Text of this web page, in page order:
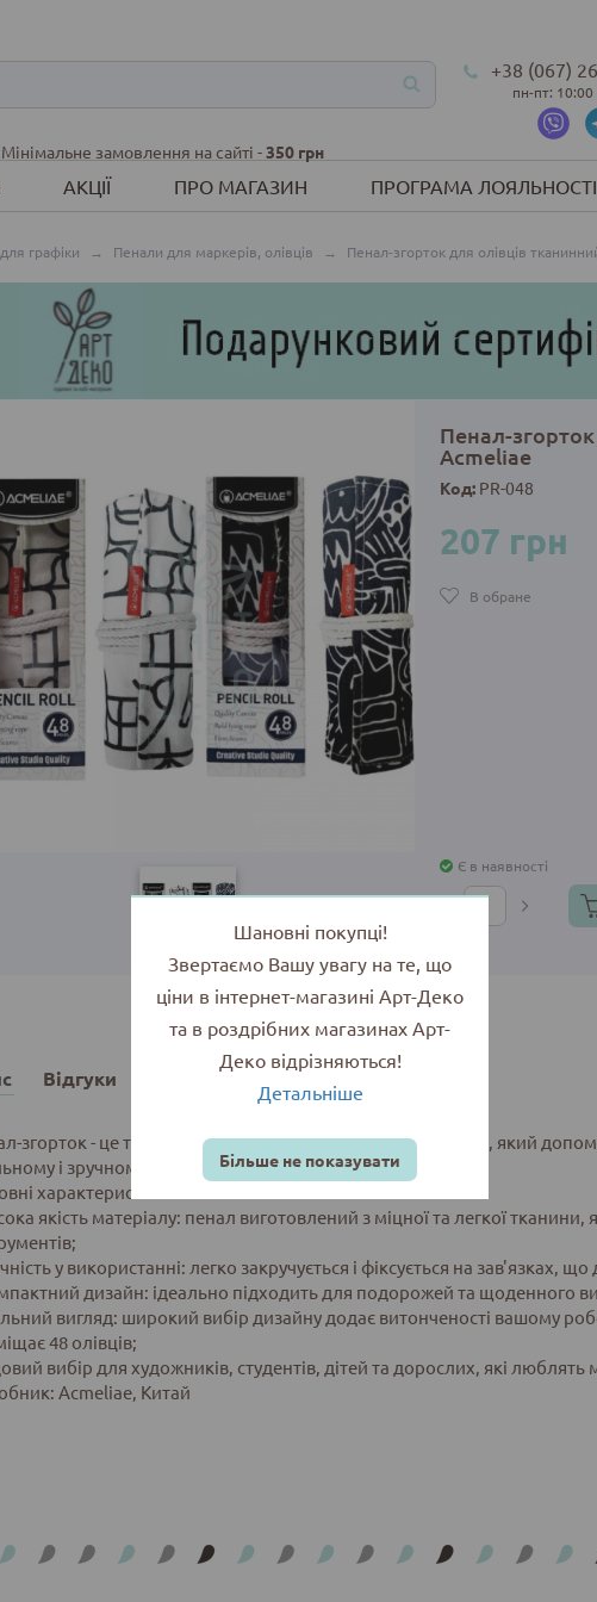
Мінімальне замовлення на сайті -350 грн
+38 (067)
пн-пт: 10:00
АКЦІЇ ПРО МАГАЗИН ПРОГРАМА ЛОЯЛЬНОСТІ
графіки → Пенали для маркерів, олівців → Пенал-згорток для олівців
Пенал-
Acmeliae
Код: PR-048
207 грн
В обране
Є в наявності
Відгуки
згорток - це текстильний пенал для олівців на зав'язках, який
і зручному форматі.
характеристики:
якість матеріалу: пенал виготовлений з міцної та легкої
у використанні: легко закручується і фіксується на
дизайн: ідеально підходить для подорожей та щоденного
вигляд: широкий вибір дизайну додає витонченості вашому
48 олівців;
вибір для художників, студентів, дітей та дорослих, які
Acmeliae, Китай
Шановні покупці!
Звертаємо Вашу увагу на те, що
ціни в інтернет-магазині Арт-Деко
та в роздрібних магазинах Арт-
Деко відрізняються!
Детальніше
Більше не показувати